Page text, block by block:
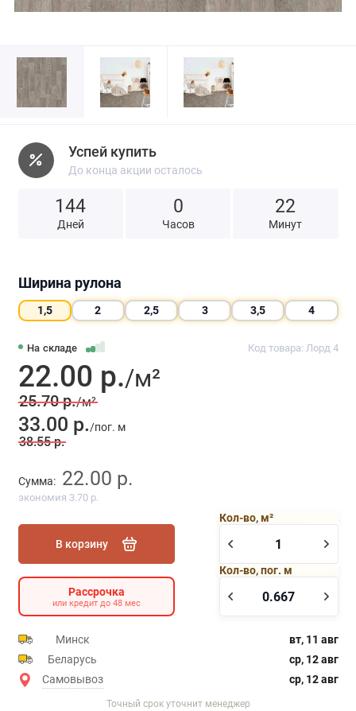
Успей купить
До конца акции осталось
144
Дней
0
Часов
22
Минут
На складе Код товара: Лорд 4
22.00 р./м²
25.70 р./м²
33.00 р./пог. м
38.55 р.
Сумма: 22.00 р.
экономия 3.70 р.
В корзину
Кол-во, м²
Кол-во, пог. м
Рассрочка
или кредит до 48 мес
Минск
вт, 11 авг
Беларусь
ср, 12 авг
Самовывоз
ср, 12 авг
Точный срок уточнит менеджер
Ширина рулона
1,5 2 2,5 3 3,5 4